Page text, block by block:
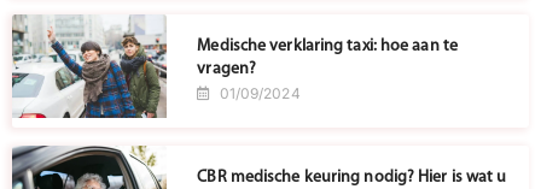
Medische verklaring taxi: hoe aan te
vragen?
01/09/2024
CBR medische keuring nodig? Hier is wat u